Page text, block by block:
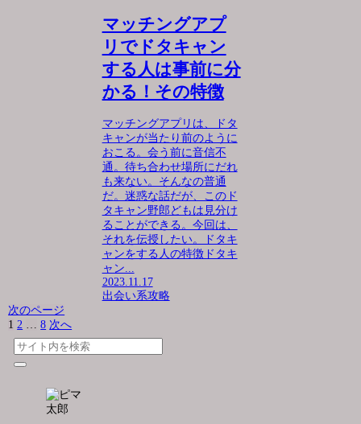
マッチングアプ
リでドタキャン
する人は事前に分
かる！その特徴
マッチングアプリは、ドタ
キャンが当たり前のように
おこる。会う前に音信不
通。待ち合わせ場所にだれ
も来ない。そんなの普通
だ。迷惑な話だが、このド
タキャン野郎どもは見分け
ることができる。今回は、
それを伝授したい。ドタキ
ャンをする人の特徴ドタキ
ャン...
2023.11.17
出会い系攻略
次のページ
1 2 … 8 次へ